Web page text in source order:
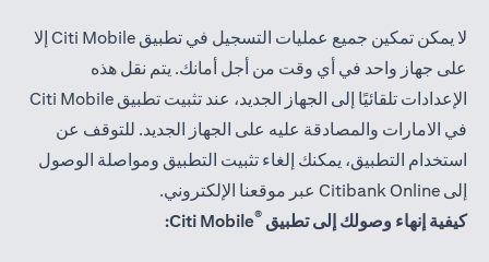
لا يمكن تمكين جميع عمليات التسجيل في تطبيق Citi Mobile إلا
على جهاز واحد في أي وقت من أجل أمانك. يتم نقل هذه
الإعدادات تلقائيًا إلى الجهاز الجديد، عند تثبيت تطبيق Citi Mobile
في الامارات والمصادقة عليه على الجهاز الجديد. للتوقف عن
استخدام التطبيق، يمكنك إلغاء تثبيت التطبيق ومواصلة الوصول
إلى Citibank Online عبر موقعنا الإلكتروني.
كيفية إنهاء وصولك إلى تطبيق ®
Citi Mobile: